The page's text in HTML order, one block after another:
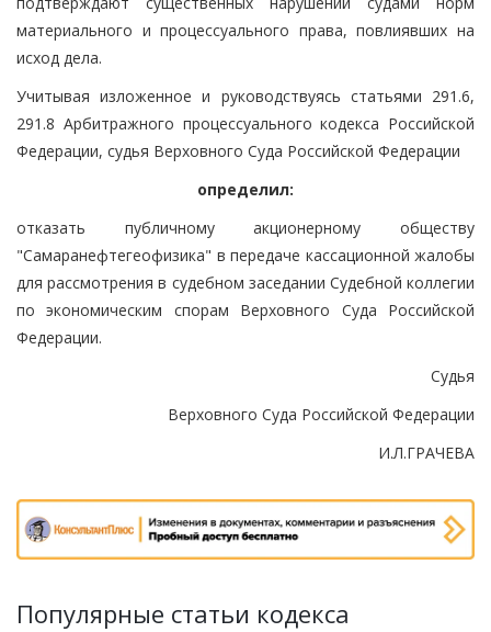
материального и процессуального права, повлиявших на
исход дела.
Учитывая изложенное и руководствуясь статьями 291.6,
291.8 Арбитражного процессуального кодекса Российской
Федерации, судья Верховного Суда Российской Федерации
определил:
отказать публичному акционерному обществу
"Самаранефтегеофизика" в передаче кассационной жалобы
для рассмотрения в судебном заседании Судебной коллегии
по экономическим спорам Верховного Суда Российской
Федерации.
Судья
Верховного Суда Российской Федерации
И.Л.ГРАЧЕВА
Популярные статьи кодекса